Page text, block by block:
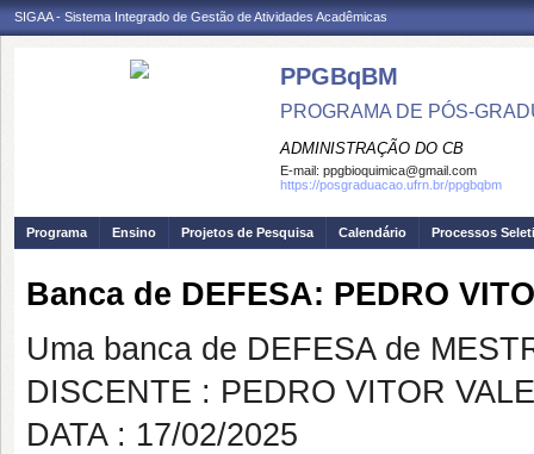
SIGAA - Sistema Integrado de Gestão de Atividades Acadêmicas
PPGBqBM
PROGRAMA DE PÓS-
ADMINISTRAÇÃO DO CB
E-mail: ppgbioquimica@gmail.com
https://posgraduacao.ufrn.br/ppgbqbm
Programa Ensino Projetos de Pesquisa Calendário Processos
Banca de DEFESA: PEDRO
Uma banca de DEFESA de
DISCENTE : PEDRO VITOR
DATA : 17/02/2025